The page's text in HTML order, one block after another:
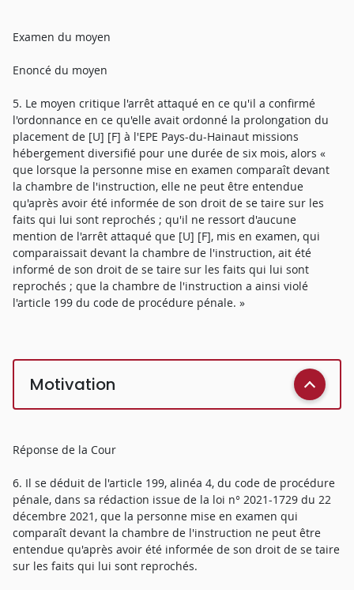
Examen du moyen
Enoncé du moyen
5. Le moyen critique l'arrêt attaqué en ce qu'il a confirmé
l'ordonnance en ce qu'elle avait ordonné la prolongation du
placement de [U] [F] à l'EPE Pays-du-Hainaut missions
hébergement diversifié pour une durée de six mois, alors «
que lorsque la personne mise en examen comparaît devant
la chambre de l'instruction, elle ne peut être entendue
qu'après avoir été informée de son droit de se taire sur les
faits qui lui sont reprochés ; qu'il ne ressort d'aucune
mention de l'arrêt attaqué que [U] [F], mis en examen, qui
comparaissait devant la chambre de l'instruction, ait été
informé de son droit de se taire sur les faits qui lui sont
reprochés ; que la chambre de l'instruction a ainsi violé
l'article 199 du code de procédure pénale. »
Motivation
Réponse de la Cour
6. Il se déduit de l'article 199, alinéa 4, du code de procédure
pénale, dans sa rédaction issue de la loi n° 2021-1729 du 22
décembre 2021, que la personne mise en examen qui
comparaît devant la chambre de l'instruction ne peut être
entendue qu'après avoir été informée de son droit de se taire
sur les faits qui lui sont reprochés.